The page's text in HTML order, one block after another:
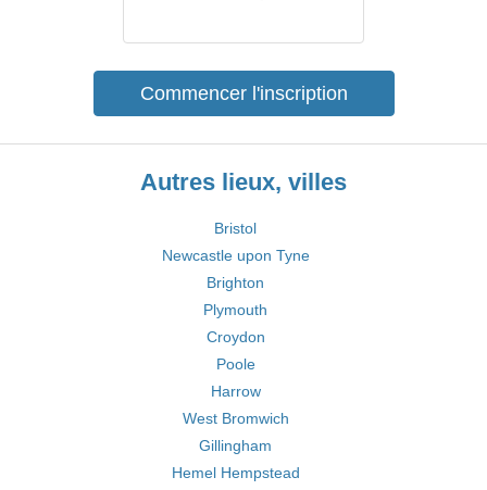
Commencer l'inscription
Autres lieux, villes
Bristol
Newcastle upon Tyne
Brighton
Plymouth
Croydon
Poole
Harrow
West Bromwich
Gillingham
Hemel Hempstead